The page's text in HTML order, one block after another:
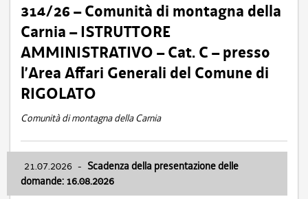
314/26 – Comunità di montagna della
Carnia – ISTRUTTORE
AMMINISTRATIVO – Cat. C – presso
l’Area Affari Generali del Comune di
RIGOLATO
Comunità di montagna della Carnia
21.07.2026 - Scadenza della presentazione delle
domande: 16.08.2026